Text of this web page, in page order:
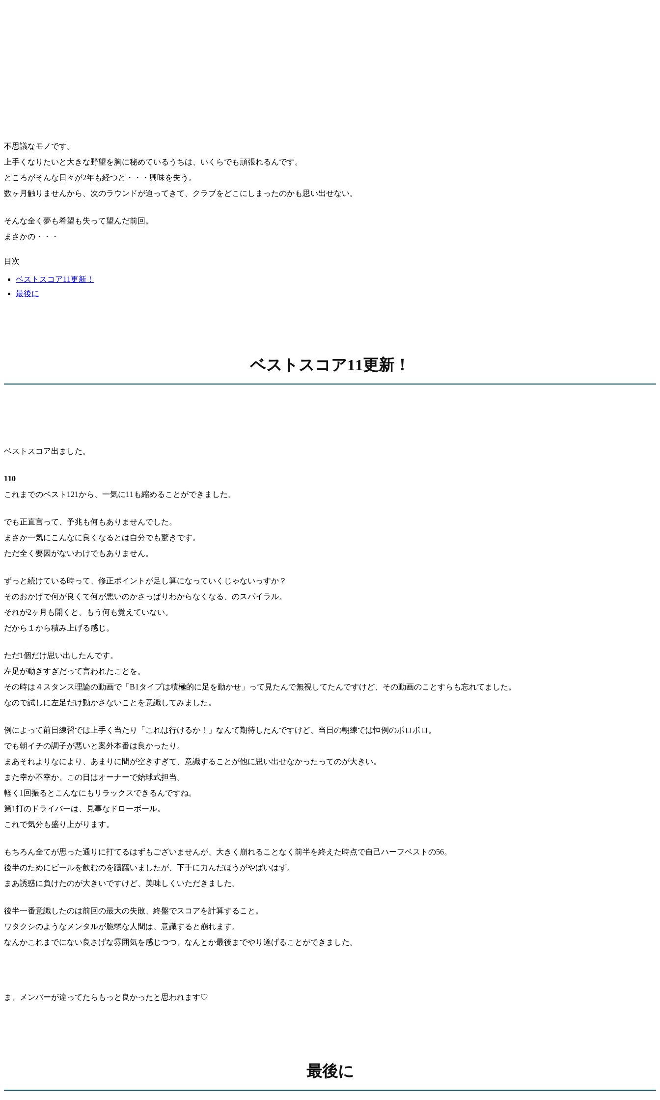
不思議なモノです。
上手くなりたいと大きな野望を胸に秘めているうちは、いくらでも頑張れるんです。
ところがそんな日々が2年も経つと・・・興味を失う。
数ヶ月触りませんから、次のラウンドが迫ってきて、クラブをどこにしまったのかも思い出せない。
そんな全く夢も希望も失って望んだ前回。
まさかの・・・
目次
ベストスコア11更新！
最後に
ベストスコア11更新！
ベストスコア出ました。
110
これまでのベスト121から、一気に11も縮めることができました。
でも正直言って、予兆も何もありませんでした。
まさか一気にこんなに良くなるとは自分でも驚きです。
ただ全く要因がないわけでもありません。
ずっと続けている時って、修正ポイントが足し算になっていくじゃないっすか？
そのおかげで何が良くて何が悪いのかさっぱりわからなくなる、のスパイラル。
それが2ヶ月も開くと、もう何も覚えていない。
だから１から積み上げる感じ。
ただ1個だけ思い出したんです。
左足が動きすぎだって言われたことを。
その時は４スタンス理論の動画で「B1タイプは積極的に足を動かせ」って見たんで無視してたんですけど、その動画のことすらも忘れてました。
なので試しに左足だけ動かさないことを意識してみました。
例によって前日練習では上手く当たり「これは行けるか！」なんて期待したんですけど、当日の朝練では恒例のボロボロ。
でも朝イチの調子が悪いと案外本番は良かったり。
まあそれよりなにより、あまりに間が空きすぎて、意識することが他に思い出せなかったってのが大きい。
また幸か不幸か、この日はオーナーで始球式担当。
軽く1回振るとこんなにもリラックスできるんですね。
第1打のドライバーは、見事なドローボール。
これで気分も盛り上がります。
もちろん全てが思った通りに打てるはずもございませんが、大きく崩れることなく前半を終えた時点で自己ハーフベストの56。
後半のためにビールを飲むのを躊躇いましたが、下手に力んだほうがやばいはず。
まあ誘惑に負けたのが大きいですけど、美味しくいただきました。
後半一番意識したのは前回の最大の失敗、終盤でスコアを計算すること。
ワタクシのようなメンタルが脆弱な人間は、意識すると崩れます。
なんかこれまでにない良さげな雰囲気を感じつつ、なんとか最後までやり遂げることができました。
ま、メンバーが違ってたらもっと良かったと思われます♡
最後に